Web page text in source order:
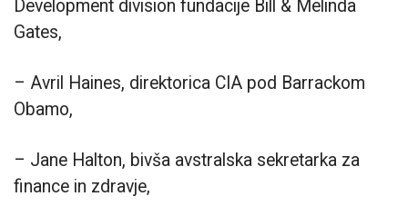
Development division fundacije Bill & Melinda
Gates,
– Avril Haines, direktorica CIA pod Barrackom
Obamo,
– Jane Halton, bivša avstralska sekretarka za
finance in zdravje,